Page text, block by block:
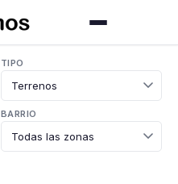
TIPO
BARRIO